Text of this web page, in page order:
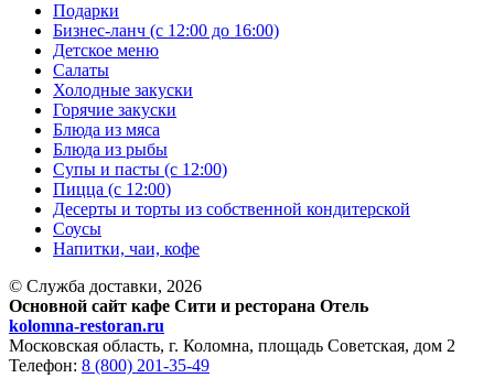
Подарки
Бизнес-ланч (с 12:00 до 16:00)
Детское меню
Салаты
Холодные закуски
Горячие закуски
Блюда из мяса
Блюда из рыбы
Супы и пасты (с 12:00)
Пицца (с 12:00)
Десерты и торты из собственной кондитерской
Соусы
Напитки, чаи, кофе
© Служба доставки, 2026
Основной сайт кафе Сити и ресторана Отель
kolomna-restoran.ru
Московская область, г. Коломна, площадь Советская, дом 2
Телефон: 8 (800) 201-35-49